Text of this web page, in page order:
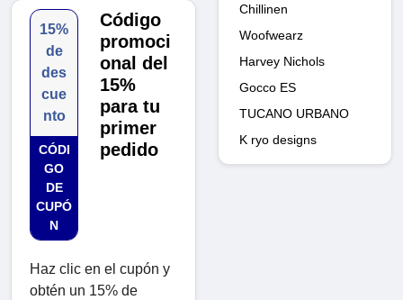
15%
de
des
cue
nto
CÓDI
GO
DE
CUPÓ
N
Código
promoci
onal del
15%
para tu
primer
pedido
Haz clic en el cupón y
obtén un 15% de
Chillinen
Woofwearz
Harvey Nichols
Gocco ES
TUCANO URBANO
K ryo designs